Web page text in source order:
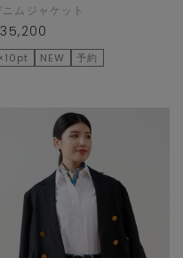
ニムジャケット
NEW 予約